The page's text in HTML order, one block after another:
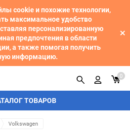
cookie и похожие технологии,
максимальное удобство
персонализированную
предпочтения в области
а также помогая получить
информацию.
ТОВАРОВ
0
Volkswagen